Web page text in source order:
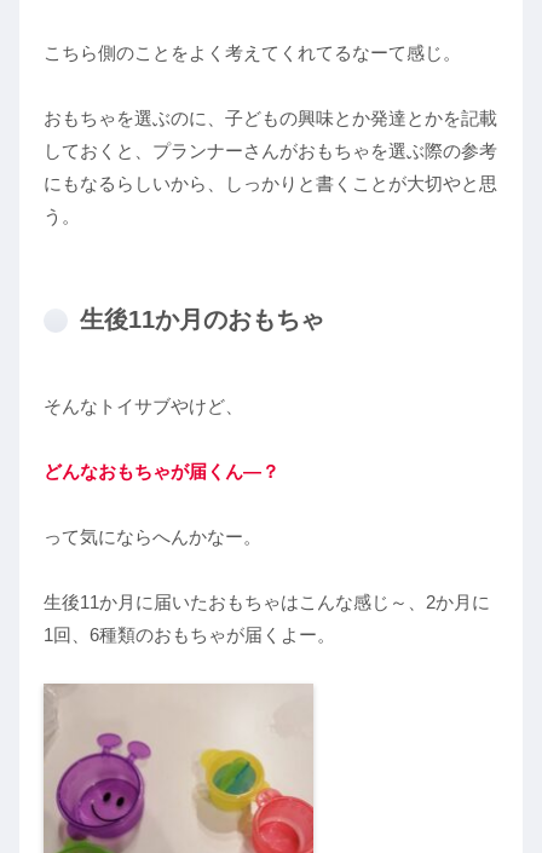
こちら側のことをよく考えてくれてるなーて感じ。
おもちゃを選ぶのに、子どもの興味とか発達とかを記載
しておくと、プランナーさんがおもちゃを選ぶ際の参考
にもなるらしいから、しっかりと書くことが大切やと思
う。
生後11か月のおもちゃ
そんなトイサブやけど、
どんなおもちゃが届くん―？
って気にならへんかなー。
生後11か月に届いたおもちゃはこんな感じ～、2か月に
1回、6種類のおもちゃが届くよー。